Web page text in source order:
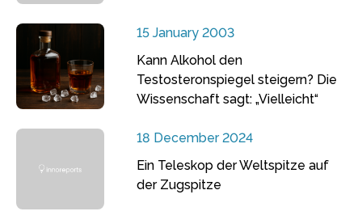
15 January 2003
Kann Alkohol den
Testosteronspiegel steigern? Die
Wissenschaft sagt: „Vielleicht“
18 December 2024
Ein Teleskop der Weltspitze auf
der Zugspitze